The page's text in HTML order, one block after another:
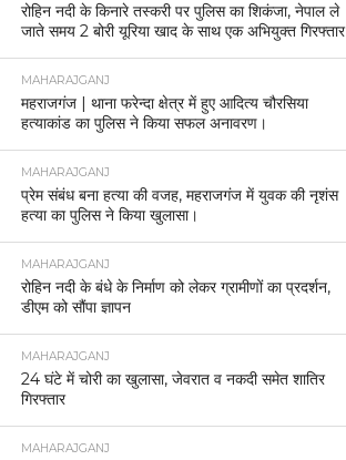
रोहिन नदी के किनारे तस्करी पर पुलिस का शिकंजा, नेपाल ले
जाते समय 2 बोरी यूरिया खाद के साथ एक अभियुक्त गिरफ्तार
MAHARAJGANJ
महराजगंज | थाना फरेन्दा क्षेत्र में हुए आदित्य चौरसिया
हत्याकांड का पुलिस ने किया सफल अनावरण।
MAHARAJGANJ
प्रेम संबंध बना हत्या की वजह, महराजगंज में युवक की नृशंस
हत्या का पुलिस ने किया खुलासा।
MAHARAJGANJ
रोहिन नदी के बंधे के निर्माण को लेकर ग्रामीणों का प्रदर्शन,
डीएम को सौंपा ज्ञापन
MAHARAJGANJ
24 घंटे में चोरी का खुलासा, जेवरात व नकदी समेत शातिर
गिरफ्तार
MAHARAJGANJ